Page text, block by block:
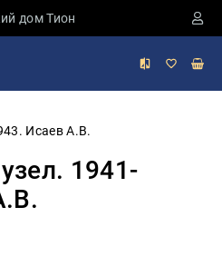
дом Тион
Исаев А.В.
1941-